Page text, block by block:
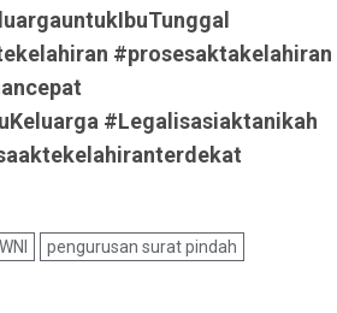
#prosesaktakelahiran
#Legalisasiaktanikah
pengurusan surat pindah